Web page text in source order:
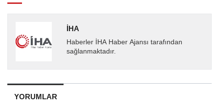
İHA
Haberler İHA Haber Ajansı tarafından
sağlanmaktadır.
YORUMLAR